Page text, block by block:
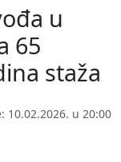
u
65
staža
10.02.2026. u 20:00